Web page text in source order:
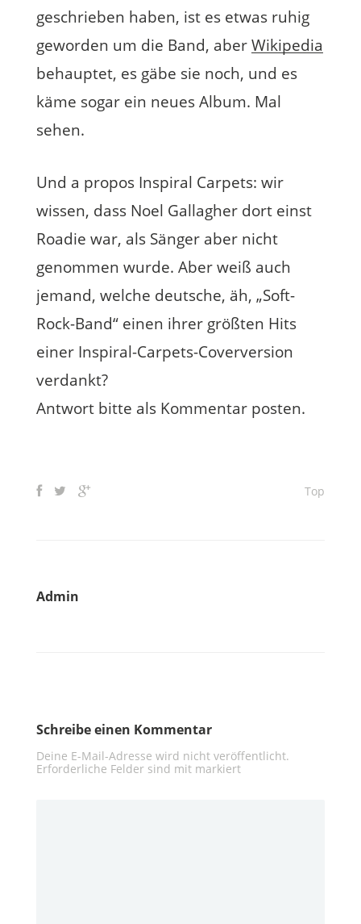
geschrieben haben, ist es etwas ruhig
geworden um die Band, aberWikipedia
behauptet, es gäbe sie noch, und es
käme sogar ein neues Album. Mal
sehen.
Und a propos Inspiral Carpets: wir
wissen, dass Noel Gallagher dort einst
Roadie war, als Sänger aber nicht
genommen wurde. Aber weiß auch
jemand, welche deutsche, äh, „Soft-
Rock-Band“ einen ihrer größten Hits
einer Inspiral-Carpets-Coverversion
verdankt?
Antwort bitte als Kommentar posten.
Top
Admin
Schreibe einen Kommentar
Deine E-Mail-Adresse wird nicht veröffentlicht.
Erforderliche Felder sind mit markiert